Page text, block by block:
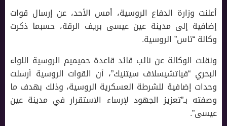
أعلنت وزارة الدفاع الروسية، أمس الأحد، عن إرسال قوات
إضافية إلى مدينة عين عيسى بريف الرقة، حسبما ذكرت
وكالة “تاس” الروسية.
ونقلت الوكالة عن نائب قائد قاعدة حميميم الروسية اللواء
البحري “فياتشيسلاف سيتنيك”، أن القوات الروسية أرسلت
وحدات إضافية للشرطة العسكرية الروسية، وذلك بهدف ما
وصفته بـ”تعزيز الجهود لإرساء الاستقرار في مدينة عين
عيسى”.